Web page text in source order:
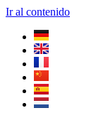
Ir al contenido